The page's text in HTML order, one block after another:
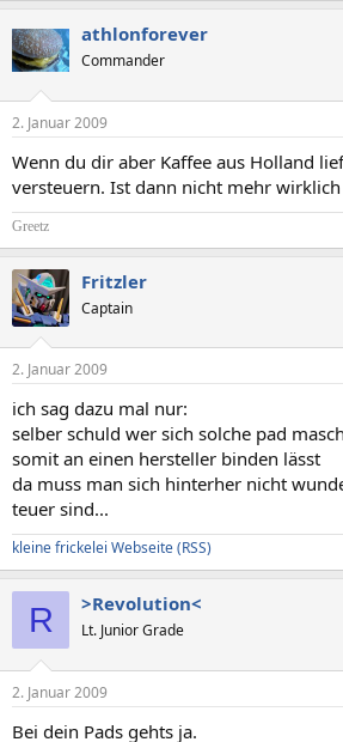
athlonforever
Commander
2. Januar 2009
Wenn du dir aber Kaffee aus Holland
versteuern. Ist dann nicht mehr
Greetz
Fritzler
Captain
2. Januar 2009
ich sag dazu mal nur:
selber schuld wer sich solche pad
somit an einen hersteller binden lässt
da muss man sich hinterher nicht
teuer sind...
kleine frickelei Webseite(RSS)
R >Revolution<
Lt. Junior Grade
2. Januar 2009
Bei dein Pads gehts ja.